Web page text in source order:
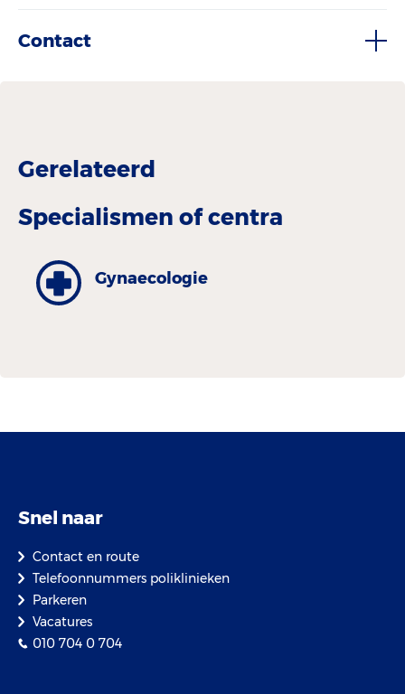
Contact
Gerelateerd
Specialismen of centra
Gynaecologie
Snel naar
Contact en route
Telefoonnummers poliklinieken
Parkeren
Vacatures
010 704 0 704